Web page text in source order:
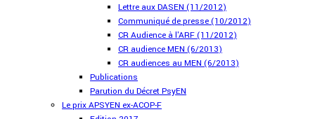
Lettre aux DASEN (11/2012)
Communiqué de presse (10/2012)
CR Audience à l'ARF (11/2012)
CR audience MEN (6/2013)
CR audiences au MEN (6/2013)
Publications
Parution du Décret PsyEN
Le prix APSYEN ex-ACOP-F